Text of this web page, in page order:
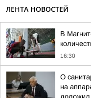
ЛЕНТА НОВОСТЕЙ
В
16:30
О
на